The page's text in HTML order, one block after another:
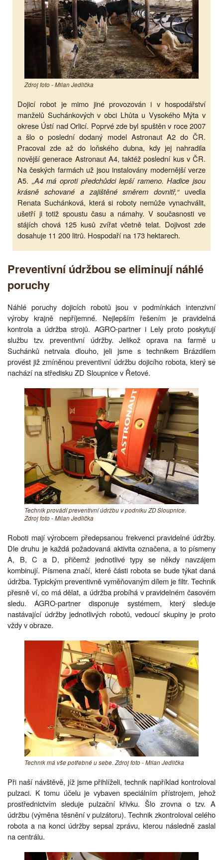
Zdroj foto - Milan Jedlička
Dojicí robot je mimo jiné provozován i v hospodářství
manželů Suchánkových v obci Lhůta u Vysokého Mýta v
okrese Ústí nad Orlicí. Poprvé zde byl spuštěn v roce 2007
a šlo o poslední dodaný model Astronaut A2 do ČR.
Pracoval zde až do loňského dubna, kdy jej nahradila
novější generace Astronaut A4, taktéž poslední kus v ČR.
Na českých farmách už jsou instalovány modernější verze
A5. „A4 má oproti předchůdci lepší rameno. Hadice jsou
krásně schované a zajištěné směrem dovnitř,“uvedla
Renata Suchánková, která si roboty nemůže vynachválit,
ušetří ji totiž spoustu času a námahy. V současnosti ve
stájích chová 125 kusů zvířat včetně telat. Dojivost zde
dosahuje 11 200 litrů. Hospodaří na 173 hektarech.
Preventivní údržbou se eliminují náhlé
poruchy
Náhlé poruchy dojicích robotů jsou v podmínkách intenzivní
výroby krajně nepříjemné. Nejlepším řešením je pravidelná
kontrola a údržba strojů. AGRO-partner i Lely proto poskytují
službu tzv. preventivní údržby. Jelikož oprava na farmě u
Suchánků netrvala dlouho, jeli jsme s technikem Brázdilem
provést již zmíněnou preventivní údržbu dojicího robota, který se
nachází na středisku ZD Sloupnice v Řetové.
Technik provádí preventivní údržbu v podniku ZD Sloupnice.
Zdroj foto - Milan Jedlička
Roboti mají výrobcem předepsanou frekvenci pravidelné údržby.
Dle druhu je každá požadovaná aktivita označena, a to písmeny
A, B, C a D, přičemž jednotlivé typy se někdy navzájem
kombinují. Písmena značí, které části robota se bude týkat daná
údržba. Typickým preventivně vyměňovaným dílem je filtr. Technik
přesně ví, co má dělat, a údržba probíhá v pravidelném časovém
sledu. AGRO-partner disponuje systémem, který sleduje
nastávající údržby jednotlivých robotů, vedoucí skupiny je proto
vždy v obraze.
Technik má vše potřebné u sebe. Zdroj foto - Milan Jedlička
Při naší návštěvě, jíž jsme přihlíželi, technik například kontroloval
pulzaci. K tomu účelu je vybaven speciálním přístrojem, jehož
prostřednictvím sleduje pulzační křivku. Šlo zrovna o tzv. A
údržbu (výměna těsnění v pulzátoru). Technik zkontroloval celého
robota a na konci údržby sepsal zprávu, kterou následně zaslal
na centrálu.